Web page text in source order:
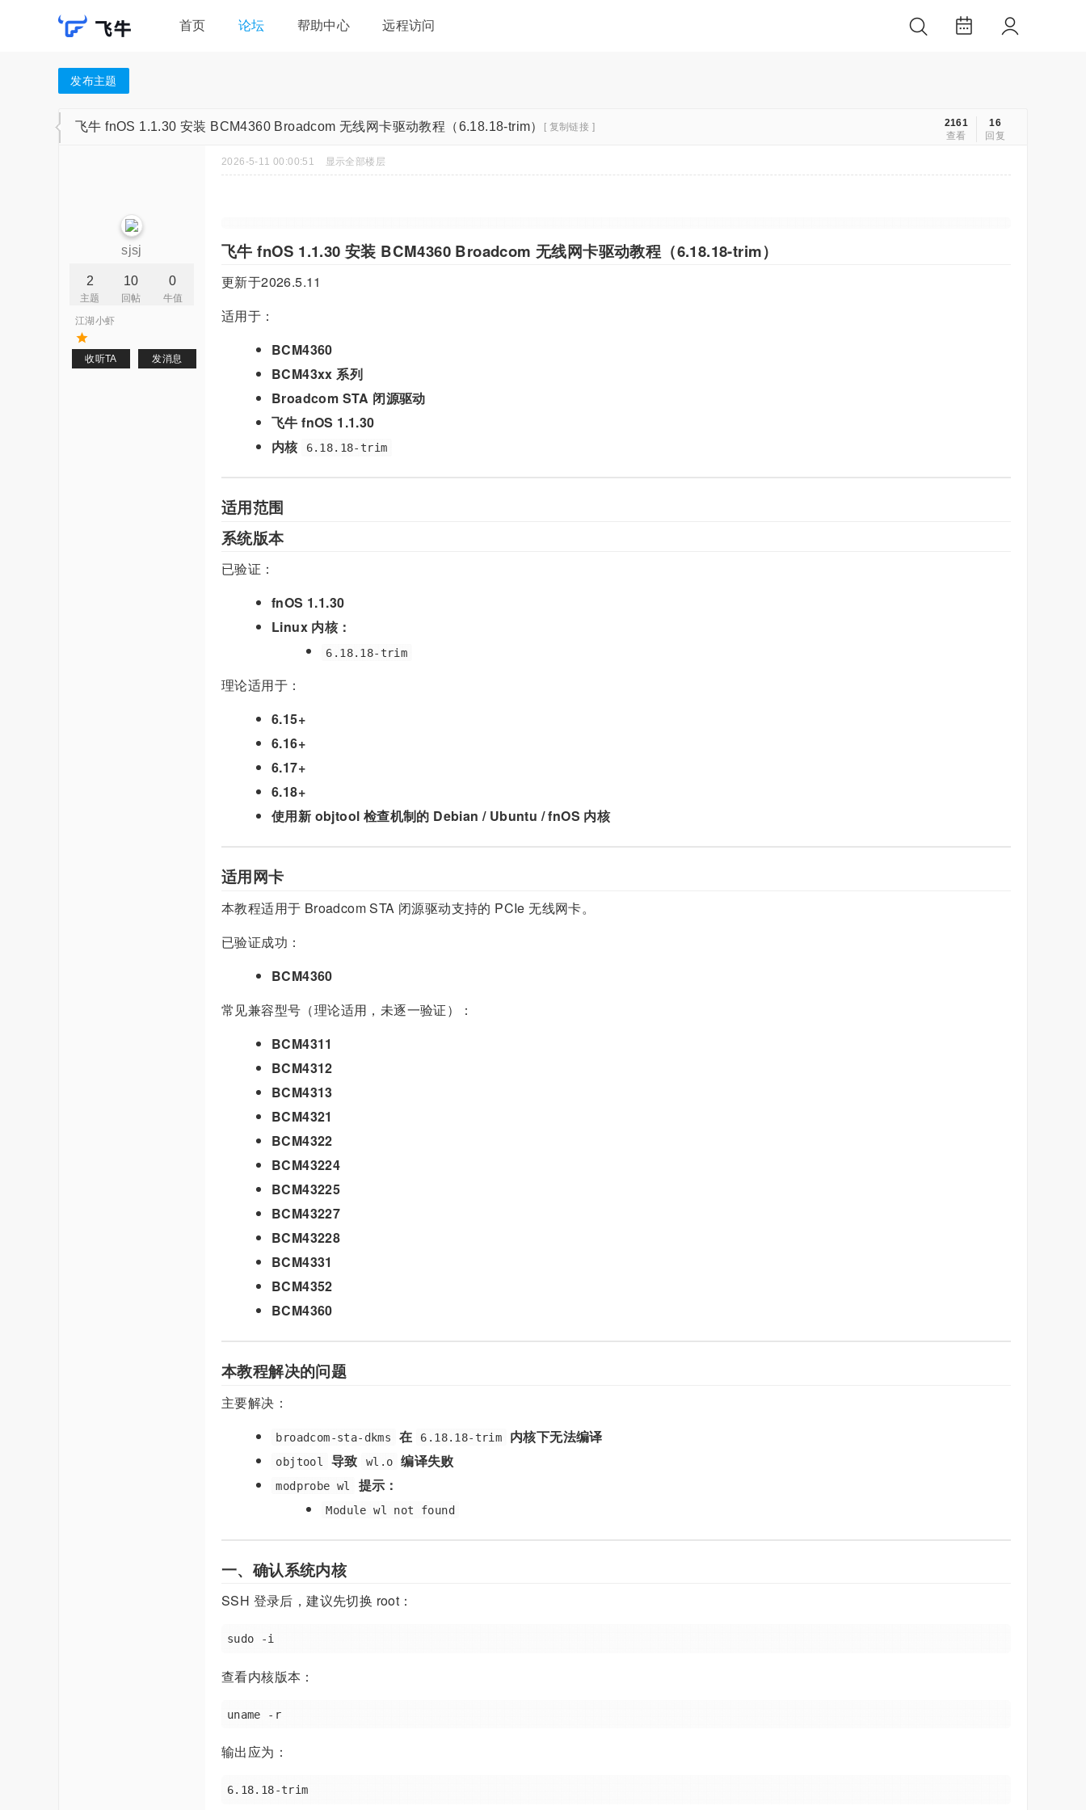
首页 论坛 帮助中心 远程访问
发布主题
飞牛 fnOS 1.1.30 安装 BCM4360 Broadcom 无线网卡驱动教程（6.18.18-trim）
16
回复
2161
查看
[ 复制链接 ]
sjsj
2
主题
10
回帖
0
牛值
江湖小虾
收听TA 发消息
2026-5-11 00:00:51 显示全部楼层
飞牛 fnOS 1.1.30 安装 BCM4360 Broadcom 无线网卡驱动教程（6.18.18-trim）
更新于2026.5.11
适用于：
BCM4360
BCM43xx 系列
Broadcom STA 闭源驱动
飞牛 fnOS 1.1.30
内核
6.18.18-trim
适用范围
系统版本
已验证：
fnOS 1.1.30
Linux 内核：
6.18.18-trim
理论适用于：
6.15+
6.16+
6.17+
6.18+
使用新 objtool 检查机制的 Debian / Ubuntu / fnOS 内核
适用网卡
本教程适用于 Broadcom STA 闭源驱动支持的 PCIe 无线网卡。
已验证成功：
BCM4360
常见兼容型号（理论适用，未逐一验证）：
BCM4311
BCM4312
BCM4313
BCM4321
BCM4322
BCM43224
BCM43225
BCM43227
BCM43228
BCM4331
BCM4352
BCM4360
本教程解决的问题
主要解决：
broadcom-sta-dkms 在 6.18.18-trim 内核下无法编译
objtool 导致 wl.o 编译失败
modprobe wl 提示：
Module wl not found
一、确认系统内核
SSH 登录后，建议先切换 root：
查看内核版本：
输出应为：